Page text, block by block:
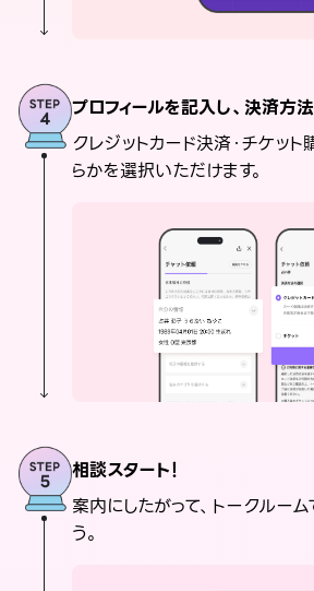
プロフィールを記入し、決済方
クレジットカード決済・チケット
らかを選択いただけます。
相談スタート！
案内にしたがって、トークルー
う。